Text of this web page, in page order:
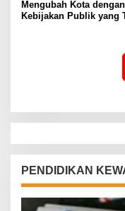
Mengubah Kota dengan
Kebijakan Publik yang
PENDIDIKAN